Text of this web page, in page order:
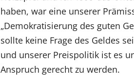
haben, war eine unserer
„Demokratisierung des guten
sollte keine Frage des Geldes
und unserer Preispolitik ist es
Anspruch gerecht zu werden.